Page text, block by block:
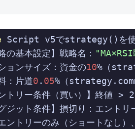
Script v5でstrategy()を使っ
の基本設定】戦略名：
ョンサイズ：資金の10%（
：片道0 . 05%（
ントリー条件（買い）】終値
グジット条件】損切り：エントリ
ントリーのみ（ショートなし